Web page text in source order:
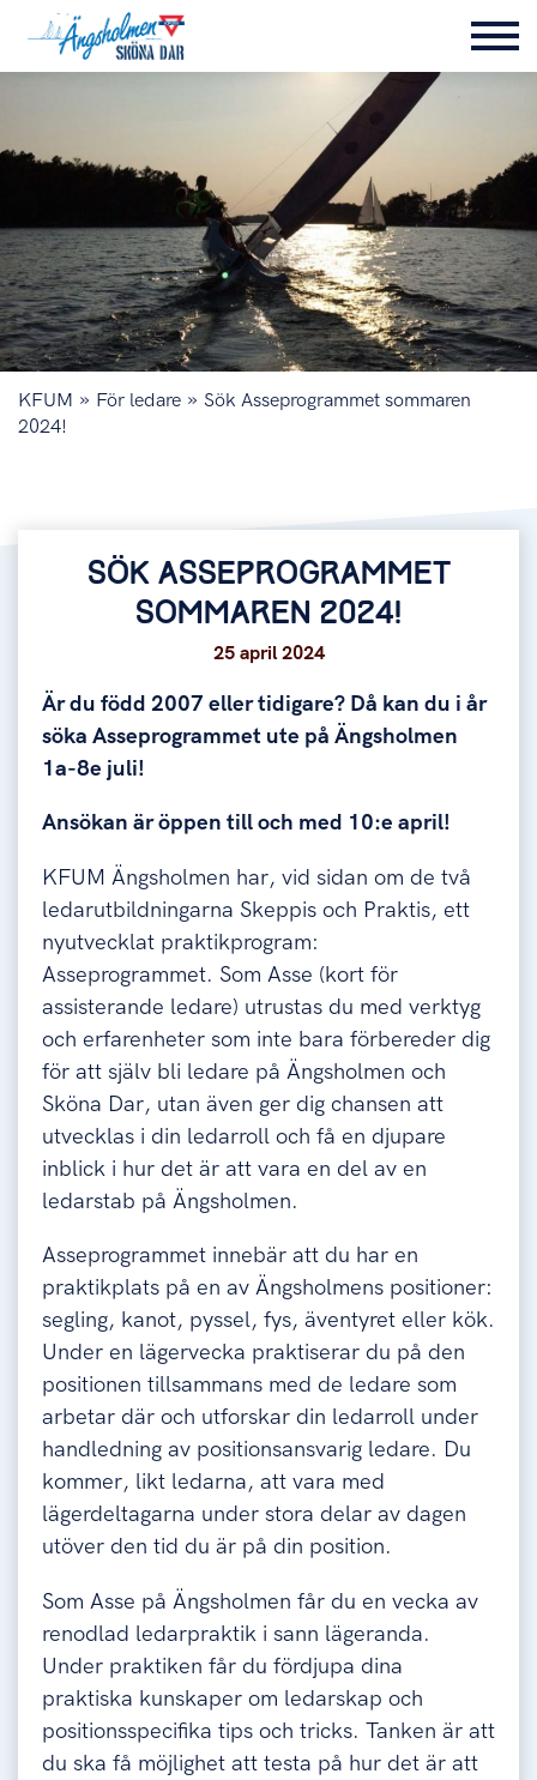
KFUM » För ledare » Sök Asseprogrammet sommaren
2024!
SÖK ASSEPROGRAMMET
SOMMAREN 2024!
25 april 2024
Är du född 2007 eller tidigare? Då kan du i år
söka Asseprogrammet ute på Ängsholmen
1a-8e juli!
Ansökan är öppen till och med 10:e april!
KFUM Ängsholmen har, vid sidan om de två
ledarutbildningarna Skeppis och Praktis, ett
nyutvecklat praktikprogram:
Asseprogrammet. Som Asse (kort för
assisterande ledare) utrustas du med verktyg
och erfarenheter som inte bara förbereder dig
för att själv bli ledare på Ängsholmen och
Sköna Dar, utan även ger dig chansen att
utvecklas i din ledarroll och få en djupare
inblick i hur det är att vara en del av en
ledarstab på Ängsholmen.
Asseprogrammet innebär att du har en
praktikplats på en av Ängsholmens positioner:
segling, kanot, pyssel, fys, äventyret eller kök.
Under en lägervecka praktiserar du på den
positionen tillsammans med de ledare som
arbetar där och utforskar din ledarroll under
handledning av positionsansvarig ledare. Du
kommer, likt ledarna, att vara med
lägerdeltagarna under stora delar av dagen
utöver den tid du är på din position.
Som Asse på Ängsholmen får du en vecka av
renodlad ledarpraktik i sann lägeranda.
Under praktiken får du fördjupa dina
praktiska kunskaper om ledarskap och
positionsspecifika tips och tricks. Tanken är att
du ska få möjlighet att testa på hur det är att